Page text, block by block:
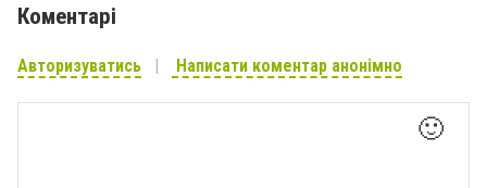
Коментарі
Авторизуватись Написати коментар анонімно
🙂